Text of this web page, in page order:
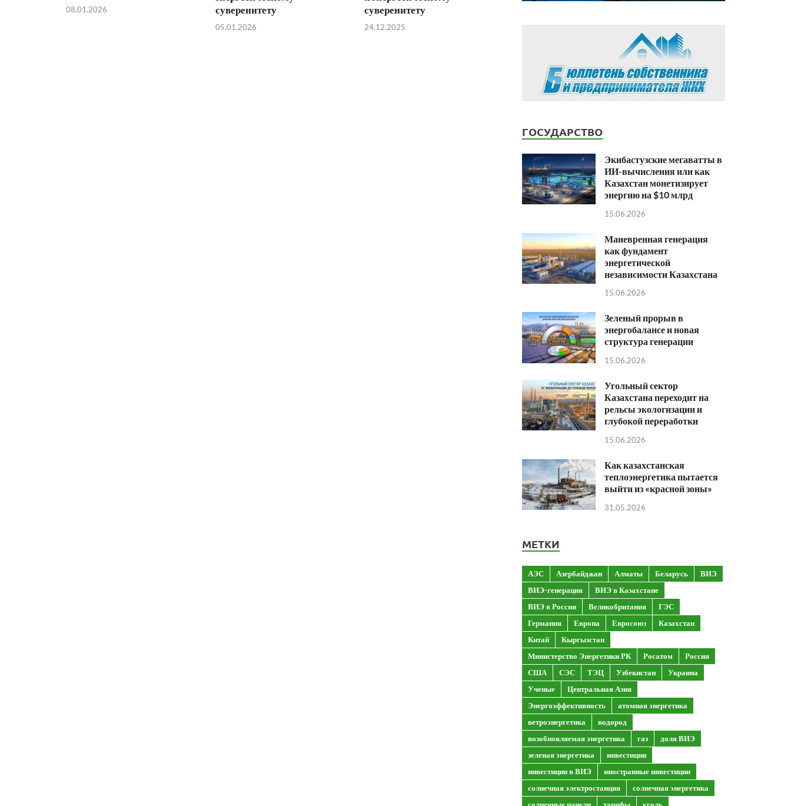
08.01.2026
суверенитету
05.01.2026
суверенитету
24.12.2025
ГОСУДАРСТВО
Экибастузские мегаватты в
ИИ-вычисления или как
Казахстан монетизирует
энергию на $10 млрд
15.06.2026
Маневренная генерация
как фундамент
энергетической
независимости Казахстана
15.06.2026
Зеленый прорыв в
энергобалансе и новая
структура генерации
15.06.2026
Угольный сектор
Казахстана переходит на
рельсы экологизации и
глубокой переработки
15.06.2026
Как казахстанская
теплоэнергетика пытается
выйти из «красной зоны»
31.05.2026
МЕТКИ
АЭС Азербайджан Алматы Беларусь
ВИЭ
ВИЭ-генерация
ВИЭ в Казахстане
ВИЭ в России
Великобритания
ГЭС
Германия
Европа Евросоюз
Казахстан
Китай
Кыргызстан
Министерство Энергетики РК
Росатом
Россия
США
СЭС ТЭЦ Узбекистан
Украина
Ученые
Центральная Азия
Энергоэффективность
атомная энергетика
ветроэнергетика
водород
возобновляемая энергетика
газ
доля ВИЭ
зеленая энергетика
инвестиции
инвестиции в ВИЭ
иностранные инвестиции
солнечная электростанция
солнечная энергетика
солнечные панели
тарифы уголь